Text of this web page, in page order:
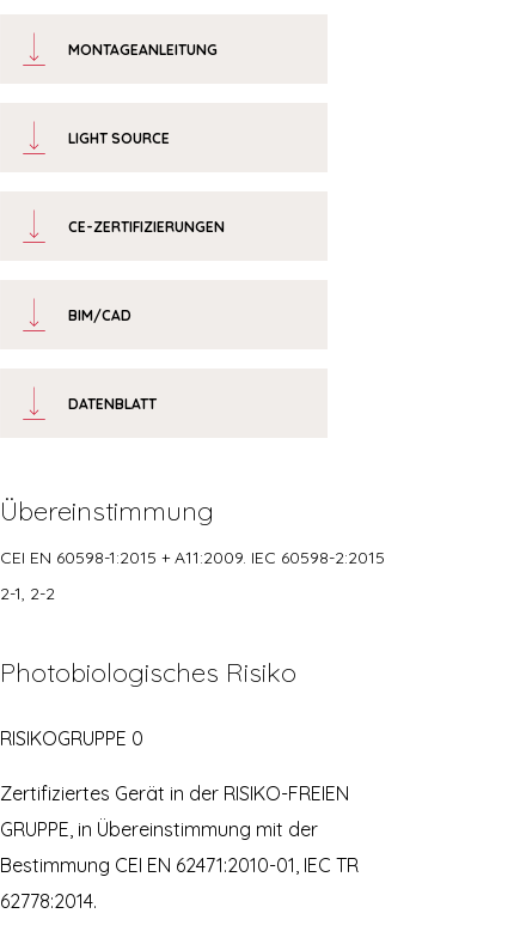
MONTAGEANLEITUNG
LIGHT SOURCE
CE-ZERTIFIZIERUNGEN
BIM/CAD
DATENBLATT
Übereinstimmung
CEI EN 60598-1:2015 + A11:2009. IEC 60598-2:2015
2-1, 2-2
Photobiologisches Risiko
RISIKOGRUPPE 0
Zertifiziertes Gerät in der RISIKO-FREIEN
GRUPPE, in Übereinstimmung mit der
Bestimmung CEI EN 62471:2010-01, IEC TR
62778:2014.